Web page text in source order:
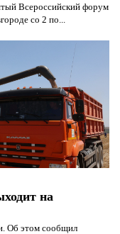
Всероссийский форум
со 2 по...
на
Об этом сообщил